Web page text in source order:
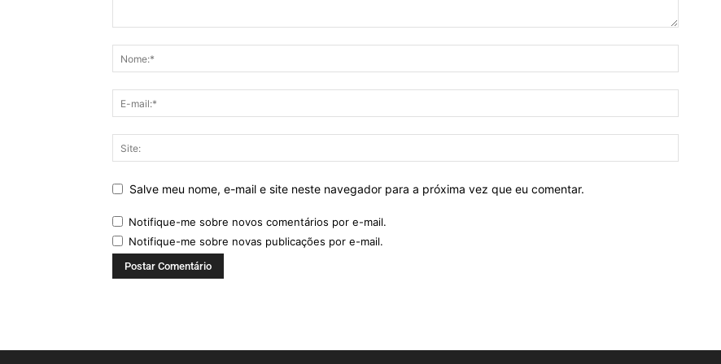
Salve meu nome, e-mail e site neste navegador para a próxima vez que eu comentar.
Notifique-me sobre novos comentários por e-mail.
Notifique-me sobre novas publicações por e-mail.